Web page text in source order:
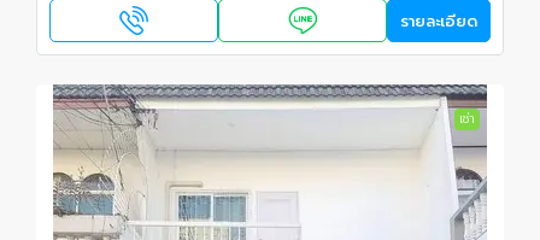
รายละเอียด
เช่า